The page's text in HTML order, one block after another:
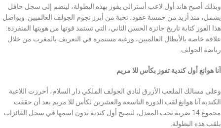
وبذلك أصبح هاند أول لاعب أسترالي يفوز بهذه البطولة، لينضم إلى سجل حافل
يشمل، منذ أزيد من خمسة عقود، نخبة من أبرز نجوم الجولف العالميين. ويواصل
هذا الفوز كتابة تاريخ جائزة الحسن الثاني، التي تستمد قوتها من هويتها المتفردة:
علاقة خاصة بالأبطال العالميين، ورغبة مستمرة في التعريف بالمغرب من خلال
رياضة الجولف.
آنا هوانغ أول كندية تفوز بكأس للا مريم
وعلى مسالك الملعب الأزرق لنادي الجولف الملكي دار السلام، أحرزت اللاعبة
الكندية آنا هوانغ لقب الدورة التاسعة والعشرين لكأس للا مريم بعد أن حققت
مجموع 14 ضربة تحت المعدل، لتصبح أول كندية تدون اسمها في سجل الفائزات
بلقب هذه البطولة.